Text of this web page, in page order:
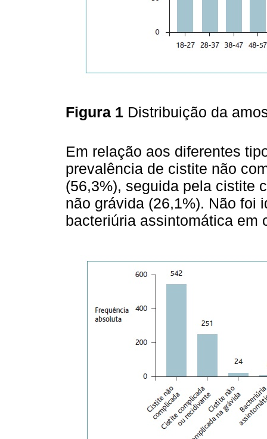
Figura 1 Distribuição da
Em relação aos diferentes
prevalência de cistite não
(56,3%), seguida pela cistite
não grávida (26,1%). Não foi
bacteriúria assintomática em